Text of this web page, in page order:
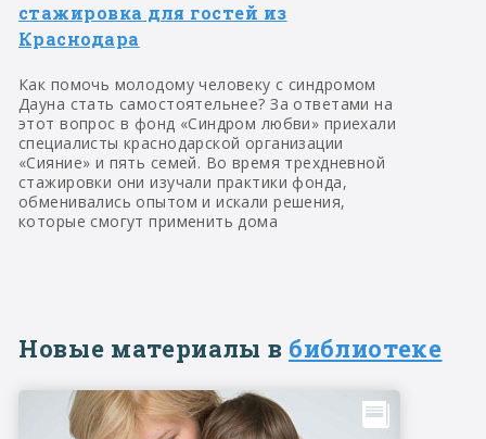
стажировка для гостей из
Краснодара
Как помочь молодому человеку с синдромом
Дауна стать самостоятельнее? За ответами на
этот вопрос в фонд «Синдром любви» приехали
специалисты краснодарской организации
«Сияние» и пять семей. Во время трехдневной
стажировки они изучали практики фонда,
обменивались опытом и искали решения,
которые смогут применить дома
Новые материалы в библиотеке